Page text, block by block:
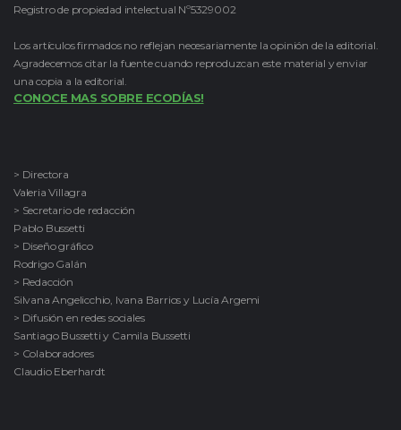
Registro de propiedad intelectual Nº5329002
Los artículos firmados no reflejan necesariamente la opinión de la editorial.
Agradecemos citar la fuente cuando reproduzcan este material y enviar
una copia a la editorial.
CONOCE MAS SOBRE ECODÍAS!
> Directora
Valeria Villagra
> Secretario de redacción
Pablo Bussetti
> Diseño gráfico
Rodrigo Galán
> Redacción
Silvana Angelicchio, Ivana Barrios y Lucía Argemi
> Difusión en redes sociales
Santiago Bussetti y Camila Bussetti
> Colaboradores
Claudio Eberhardt